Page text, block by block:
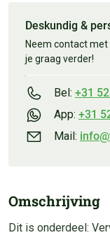
Deskundig &
Neem contact met
je graag verder!
Bel: +31
App: +31
Mail:
Omschrijving
Dit is onderdeel: